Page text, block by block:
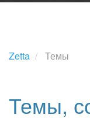
Zetta Темы
Темы,